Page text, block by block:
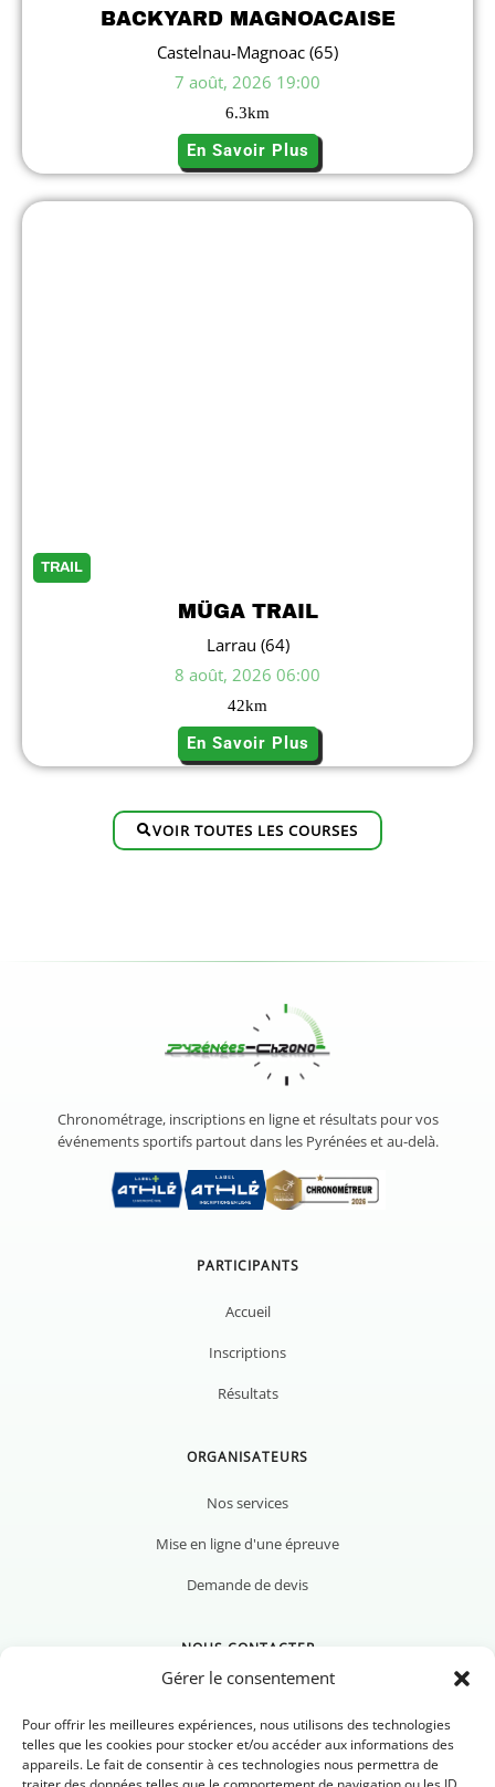
Gérer le consentement
Pour offrir les meilleures expériences, nous utilisons des technologies
telles que les cookies pour stocker et/ou accéder aux informations des
appareils. Le fait de consentir à ces technologies nous permettra de
BACKYARD MAGNOACAISE
Castelnau-Magnoac (65)
7 août, 2026 19:00
6.3km
En Savoir Plus
TRAIL
MÜGA TRAIL
Larrau (64)
8 août, 2026 06:00
42km
En Savoir Plus
VOIR TOUTES LES COURSES
Chronométrage, inscriptions en ligne et résultats pour vos
événements sportifs partout dans les Pyrénées et au-delà.
PARTICIPANTS
Accueil
Inscriptions
Résultats
ORGANISATEURS
Nos services
Mise en ligne d'une épreuve
Demande de devis
NOUS CONTACTER
Nous contacter